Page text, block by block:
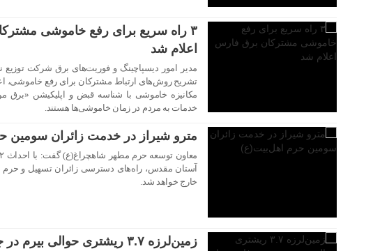
۳ راه سریع برای رفع خاموشی
اعلام شد
مدیر امور دیسپاچینگ و فوریت‌های برق شرکت توزیع
مکانیزه خاموشی با شناسه قبض و اپلیکیشن «برق
خدمات به مردم در زمان خاموشی‌ها هستند.
مترو شیراز در خدمت زائران سومین
آستان مقدس، راه‌های دسترسی زائران تسهیل و
خارج خواهد شد.
زمین‌لرزه ۳.۷ ریشتری حوالی